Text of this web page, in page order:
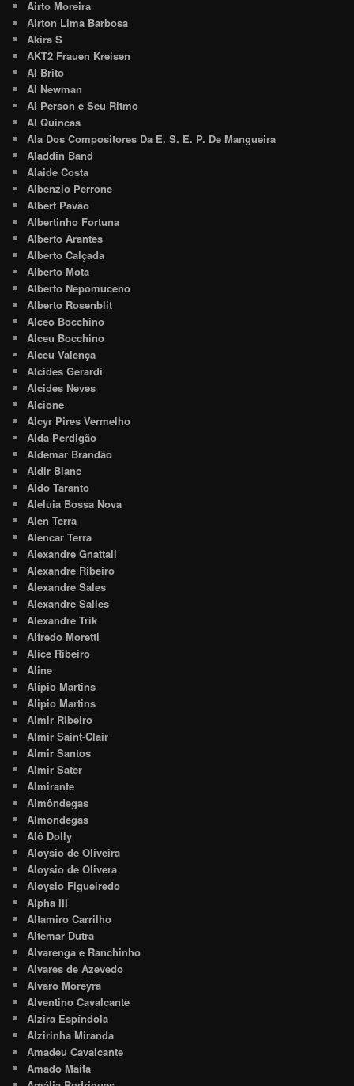
Airto Moreira
Airton Lima Barbosa
Akira S
AKT2 Frauen Kreisen
Al Brito
Al Newman
Al Person e Seu Ritmo
Al Quincas
Ala Dos Compositores Da E. S. E. P. De Mangueira
Aladdin Band
Alaide Costa
Albenzio Perrone
Albert Pavão
Albertinho Fortuna
Alberto Arantes
Alberto Calçada
Alberto Mota
Alberto Nepomuceno
Alberto Rosenblit
Alceo Bocchino
Alceu Bocchino
Alceu Valença
Alcides Gerardi
Alcides Neves
Alcione
Alcyr Pires Vermelho
Alda Perdigão
Aldemar Brandão
Aldir Blanc
Aldo Taranto
Aleluia Bossa Nova
Alen Terra
Alencar Terra
Alexandre Gnattali
Alexandre Ribeiro
Alexandre Sales
Alexandre Salles
Alexandre Trik
Alfredo Moretti
Alice Ribeiro
Aline
Alípio Martins
Alipio Martins
Almir Ribeiro
Almir Saint-Clair
Almir Santos
Almir Sater
Almirante
Almôndegas
Almondegas
Alô Dolly
Aloysio de Oliveira
Aloysio de Olivera
Aloysio Figueiredo
Alpha III
Altamiro Carrilho
Altemar Dutra
Alvarenga e Ranchinho
Alvares de Azevedo
Alvaro Moreyra
Alventino Cavalcante
Alzira Espíndola
Alzirinha Miranda
Amadeu Cavalcante
Amado Maita